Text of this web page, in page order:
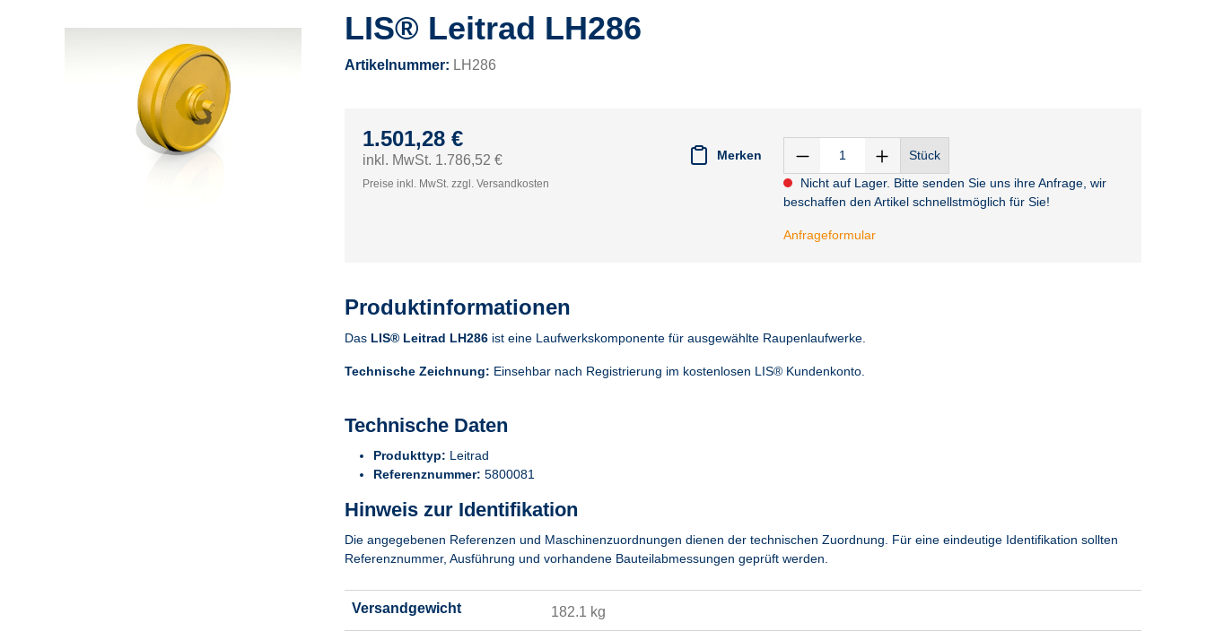
LIS® Leitrad LH286
Artikelnummer: LH286
1.501,28 €
inkl. MwSt. 1.786,52 €
Preise inkl. MwSt. zzgl. Versandkosten
Merken
Stück
Nicht auf Lager. Bitte senden Sie uns ihre Anfrage, wir
beschaffen den Artikel schnellstmöglich für Sie!
Anfrageformular
Produktinformationen
Das LIS® Leitrad LH286 ist eine Laufwerkskomponente für ausgewählte Raupenlaufwerke.
Technische Zeichnung: Einsehbar nach Registrierung im kostenlosen LIS® Kundenkonto.
Technische Daten
Produkttyp: Leitrad
Referenznummer: 5800081
Hinweis zur Identifikation
Die angegebenen Referenzen und Maschinenzuordnungen dienen der technischen Zuordnung. Für eine eindeutige Identifikation sollten
Referenznummer, Ausführung und vorhandene Bauteilabmessungen geprüft werden.
Versandgewicht 182.1 kg